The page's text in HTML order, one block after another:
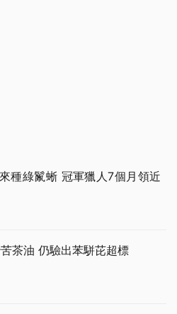
種綠鬣蜥 冠軍獵人7個月領近
茶油 仍驗出苯駢芘超標